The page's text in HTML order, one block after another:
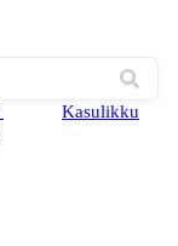
Kasulikku